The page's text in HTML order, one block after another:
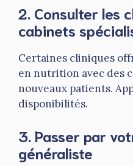
2. Consulter les
cabinets
Certaines cliniques
en nutrition avec des
nouveaux patients.
disponibilités.
3.Passer par
généraliste